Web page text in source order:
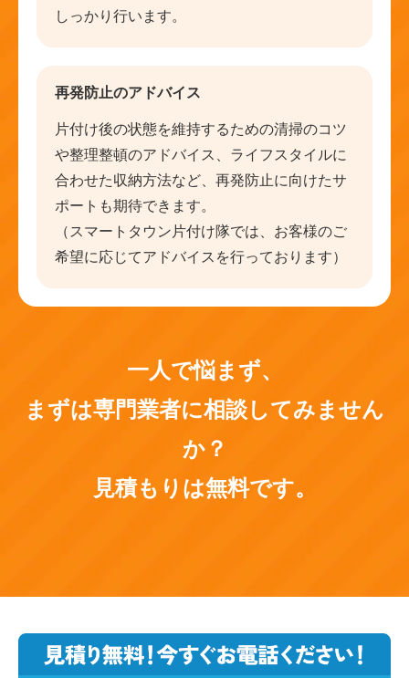
しっかり行います。
再発防止のアドバイス
片付け後の状態を維持するための清掃のコツ
や整理整頓のアドバイス、ライフスタイルに
合わせた収納方法など、再発防止に向けたサ
ポートも期待できます。
（スマートタウン片付け隊では、お客様のご
希望に応じてアドバイスを行っております）
一人で悩まず、
まずは専門業者に相談してみません
か？
見積もりは無料です。